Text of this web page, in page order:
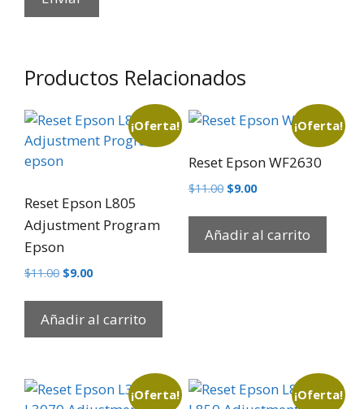
Productos Relacionados
¡Oferta!
Reset Epson L805
Adjustment Program
Epson
$11.00 $9.00
Añadir al carrito
¡Oferta!
Reset Epson WF2630
$11.00 $9.00
Añadir al carrito
¡Oferta! ¡Oferta!